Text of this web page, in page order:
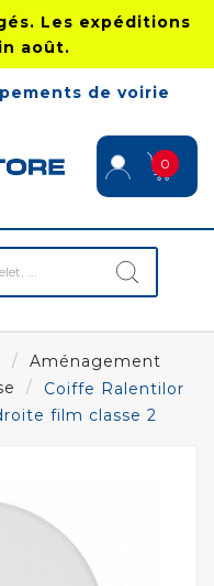
Les expéditions
août.
de voirie
0
Aménagement
Coiffe Ralentilor
film classe 2